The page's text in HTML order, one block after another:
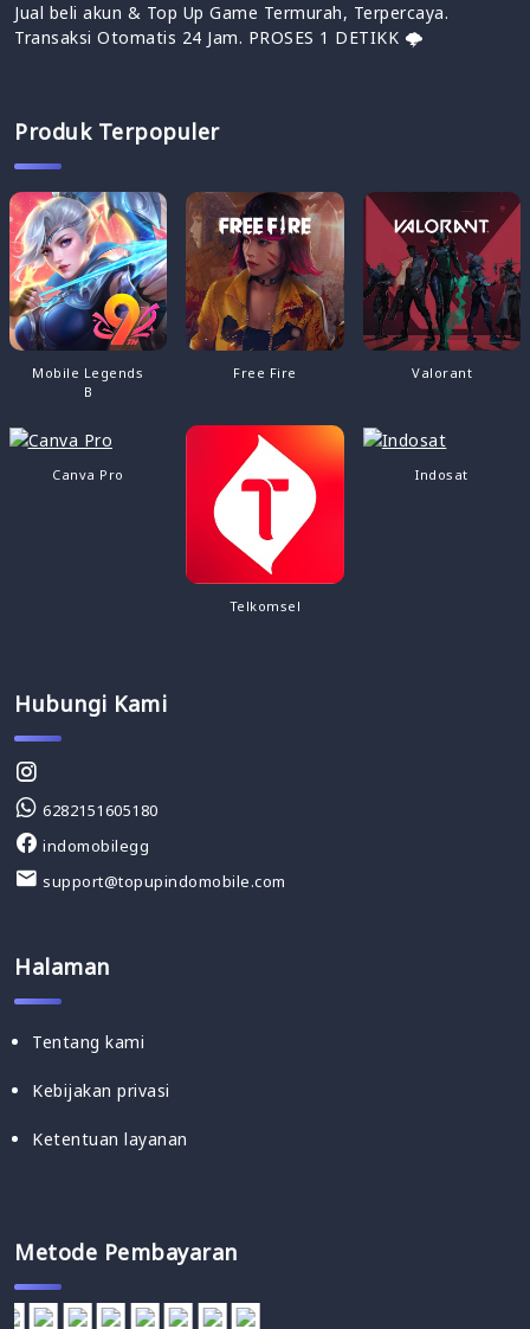
Jual beli akun & Top Up Game Termurah, Terpercaya.
Transaksi Otomatis 24 Jam. PROSES 1 DETIKK 🌩
Produk Terpopuler
Mobile Legends
B
Free Fire Valorant
Canva Pro
Telkomsel
Indosat
Hubungi Kami
6282151605180
indomobilegg
support@topupindomobile.com
Halaman
Tentang kami
Kebijakan privasi
Ketentuan layanan
Metode Pembayaran